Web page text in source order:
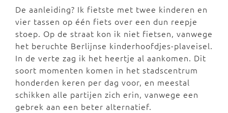
De aanleiding? Ik fietste met twee kinderen en
vier tassen op één fiets over een dun reepje
stoep. Op de straat kon ik niet fietsen, vanwege
het beruchte Berlijnse kinderhoofdjes-plaveisel.
In de verte zag ik het heertje al aankomen. Dit
soort momenten komen in het stadscentrum
honderden keren per dag voor, en meestal
schikken alle partijen zich erin, vanwege een
gebrek aan een beter alternatief.